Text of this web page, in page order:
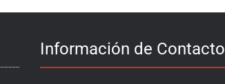
Información de Contacto